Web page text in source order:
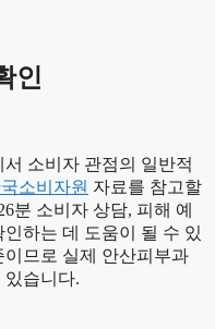
인
소비자 관점의 일반적
소비자원 자료를 참고할
분 소비자 상담, 피해 예
하는 데 도움이 될 수 있
므로 실제 안산피부과
있습니다.